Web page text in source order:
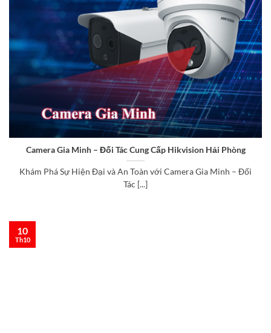
Camera Gia Minh – Đối Tác Cung Cấp Hikvision Hải Phòng
Khám Phá Sự Hiện Đại và An Toàn với Camera Gia Minh – Đối
Tác [...]
10
Th10